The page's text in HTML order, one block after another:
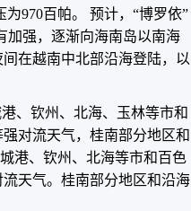
970百帕。 预计，“博罗依”
加强，逐渐向海南岛以南海
在越南中北部沿海登陆，以
、钦州、北海、玉林等市和
对流天气，桂南部分地区和
港、钦州、北海等市和百色
天气。桂南部分地区和沿海